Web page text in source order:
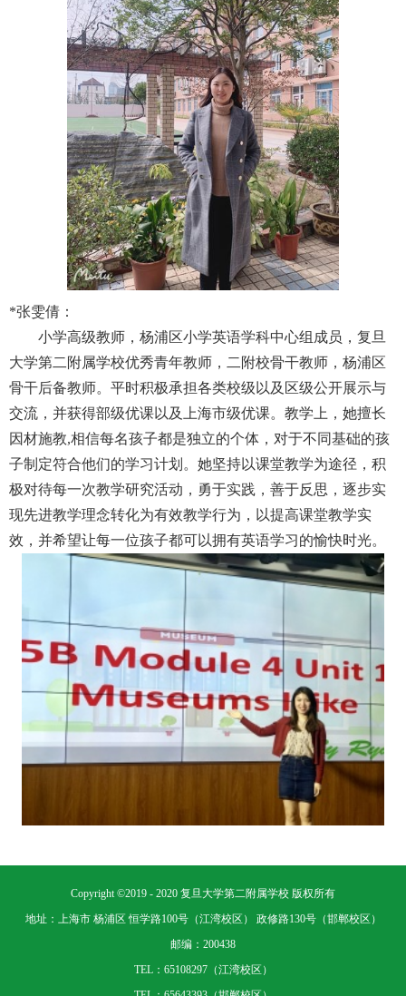
*张雯倩：
小学高级教师，杨浦区小学英语学科中心组成员，复旦
大学第二附属学校优秀青年教师，二附校骨干教师，杨浦区
骨干后备教师。平时积极承担各类校级以及区级公开展示与
交流，并获得部级优课以及上海市级优课。教学上，她擅长
因材施教,相信每名孩子都是独立的个体，对于不同基础的孩
子制定符合他们的学习计划。她坚持以课堂教学为途径，积
极对待每一次教学研究活动，勇于实践，善于反思，逐步实
现先进教学理念转化为有效教学行为，以提高课堂教学实
效，并希望让每一位孩子都可以拥有英语学习的愉快时光。
Copyright ©2019 - 2020 复旦大学第二附属学校 版权所有
地址：上海市 杨浦区 恒学路100号（江湾校区） 政修路130号（邯郸校区）
邮编：200438
TEL：65108297（江湾校区）